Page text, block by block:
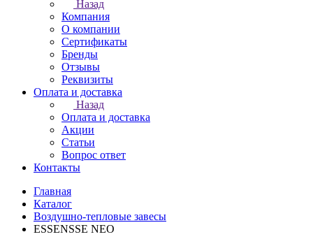
Назад
Компания
О компании
Сертификаты
Бренды
Отзывы
Реквизиты
Оплата и доставка
Назад
Оплата и доставка
Акции
Статьи
Вопрос ответ
Контакты
Главная
Каталог
Воздушно-тепловые завесы
ESSENSSE NEO